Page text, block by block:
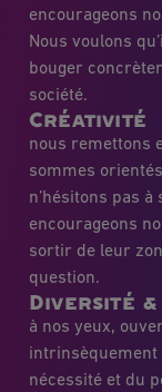
encourageons
Nous voulons
bouger
société.
Créativité
nous remettons
sommes
n’hésitons pas
encourageons
sortir de leur
question.
Diversité
à nos yeux,
intrinsèquement
nécessité et du